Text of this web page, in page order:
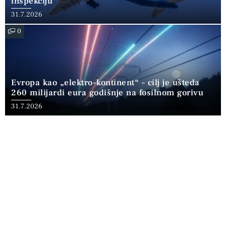
31.7.2026
0
Evropa kao „elektro-kontinent“ – cilj je ušteda
260 milijardi eura godišnje na fosilnom gorivu
31.7.2026